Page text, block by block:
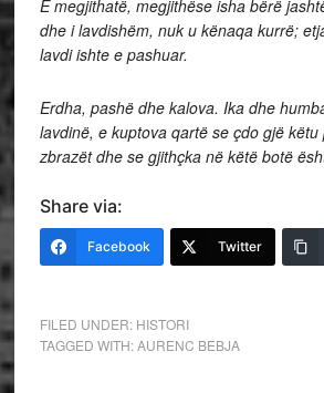
E megjithatë, megjithëse isha bërë
dhe i lavdishëm, nuk u kënaqa kurrë;
lavdi ishte e pashuar.
Erdha, pashë dhe kalova. Ika dhe
lavdinë, e kuptova qartë se çdo gjë
zbrazët dhe se gjithçka në këtë botë
Share via:
Facebook Twitter
FILED UNDER: HISTORI
TAGGED WITH:AURENC BEBJA